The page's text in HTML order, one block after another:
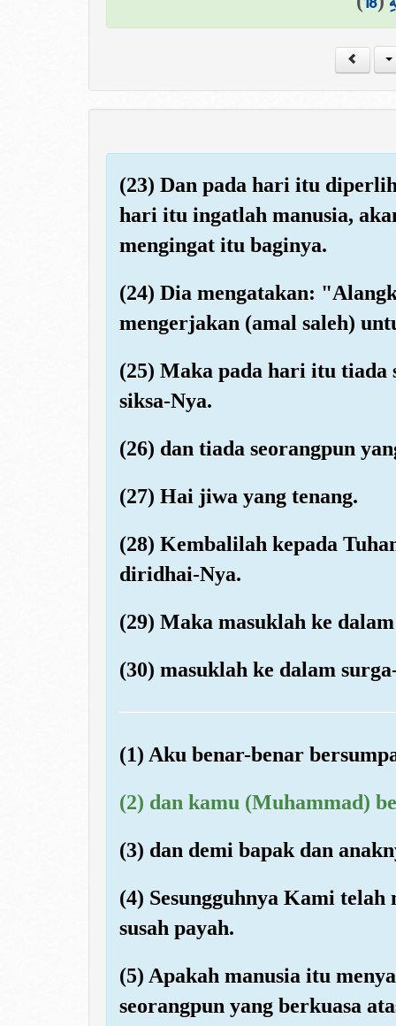
(23) Dan pada hari itu
hari itu ingatlah manusia,
mengingat itu baginya.
(24) Dia mengatakan:
mengerjakan (amal saleh)
(25) Maka pada hari itu tiada
siksa-Nya.
(26) dan tiada seorangpun
(27) Hai jiwa yang tenang.
(28) Kembalilah kepada
diridhai-Nya.
(29) Maka masuklah ke
(30) masuklah ke dalam
(1) Aku benar-benar
(2) dan kamu (Muhammad)
(3) dan demi bapak dan
(4) Sesungguhnya Kami
susah payah.
(5) Apakah manusia itu
seorangpun yang berkuasa